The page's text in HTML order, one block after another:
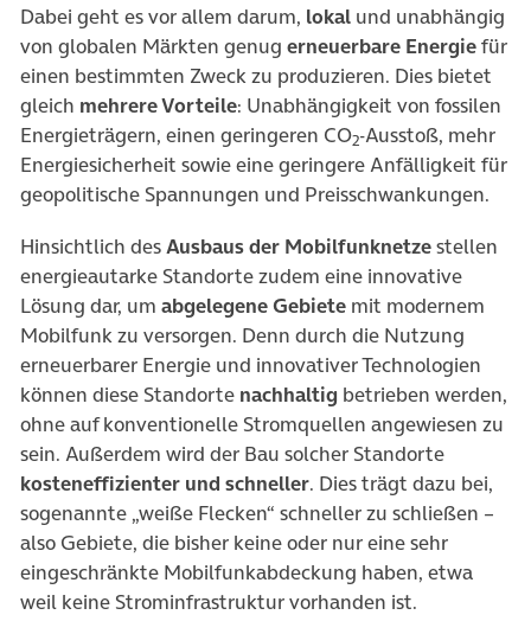
Dabei geht es vor allem darum, lokal und unabhängig
von globalen Märkten genug erneuerbare Energiefür
einen bestimmten Zweck zu produzieren. Dies bietet
gleich mehrere Vorteile: Unabhängigkeit von fossilen
Energieträgern, einen geringeren CO2-Ausstoß, mehr
Energiesicherheit sowie eine geringere Anfälligkeit für
geopolitische Spannungen und Preisschwankungen.
Hinsichtlich desAusbaus der Mobilfunknetzestellen
energieautarke Standorte zudem eine innovative
Lösung dar, um abgelegene Gebiete mit modernem
Mobilfunk zu versorgen. Denn durch die Nutzung
erneuerbarer Energie und innovativer Technologien
können diese Standorte nachhaltig betrieben werden,
ohne auf konventionelle Stromquellen angewiesen zu
sein. Außerdem wird der Bau solcher Standorte
kosteneffizienter und schneller. Dies trägt dazu bei,
sogenannte „weiße Flecken“ schneller zu schließen –
also Gebiete, die bisher keine oder nur eine sehr
eingeschränkte Mobilfunkabdeckung haben, etwa
weil keine Strominfrastruktur vorhanden ist.